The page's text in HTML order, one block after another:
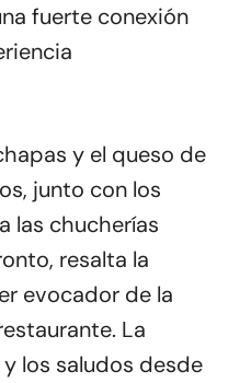
fuerte conexión
y el queso de
junto con los
las chucherías
resalta la
evocador de la
La
los saludos desde